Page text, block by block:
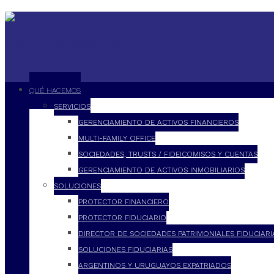
QUÉ HACEMOS
SERVICIOS
GERENCIAMIENTO DE ACTIVOS FINANCIEROS
MULTI-FAMILY OFFICE
SOCIEDADES, TRUSTS / FIDEICOMISOS Y CUENTAS
GERENCIAMIENTO DE ACTIVOS INMOBILIARIOS
SOLUCIONES
PROTECTOR FINANCIERO
PROTECTOR FIDUCIARIO
DIRECTOR DE SOCIEDADES PATRIMONIALES
SOLUCIONES FIDUCIARIAS
ARGENTINOS Y URUGUAYOS EXPATRIADOS